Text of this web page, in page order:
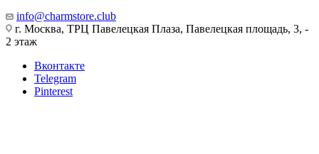
info@charmstore.club
г. Москва, ТРЦ Павелецкая Плаза, Павелецкая площадь, 3, -
2 этаж
Вконтакте
Telegram
Pinterest